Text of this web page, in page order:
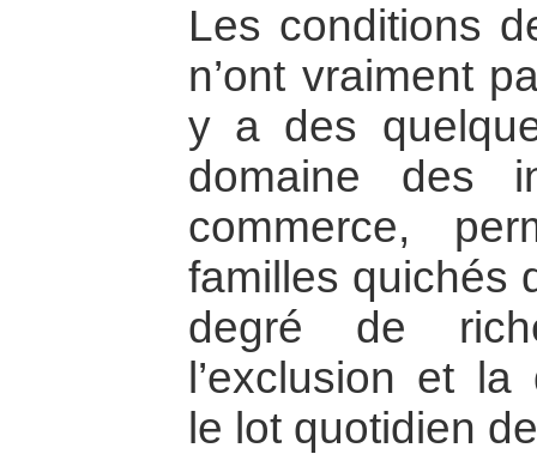
Les conditions
n’ont vraiment
y a des
domaine des
commerce,
familles quichés
degré de
l’exclusion et
le lot quotidien